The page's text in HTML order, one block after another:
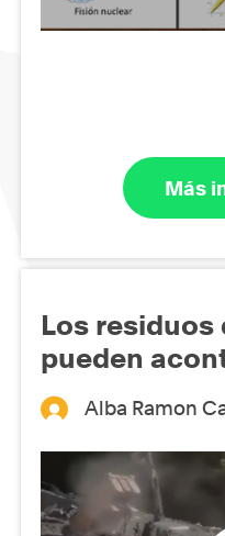
Más
Los residuos
pueden
Alba Ramon